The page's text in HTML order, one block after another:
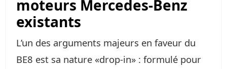
moteurs Mercedes‑Benz
existants
L’un des arguments majeurs en faveur du
BE8 est sa nature «drop‑in» : formulé pour